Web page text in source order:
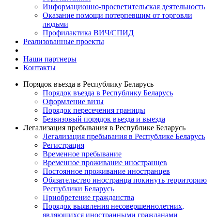
Информационно-просветительская деятельность
Оказание помощи потерпевшим от торговли
людьми
Профилактика ВИЧ/СПИД
Реализованные проекты
Наши партнеры
Контакты
Порядок въезда в Республику Беларусь
Порядок въезда в Республику Беларусь
Оформление визы
Порядок пересечения границы
Безвизовый порядок въезда и выезда
Легализация пребывания в Республике Беларусь
Легализация пребывания в Республике Беларусь
Регистрация
Временное пребывание
Временное проживание иностранцев
Постоянное проживание иностранцев
Обязательство иностранца покинуть территорию
Республики Беларусь
Приобретение гражданства
Порядок выявления несовершеннолетних,
являющихся иностранными гражданами